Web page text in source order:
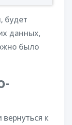
будет
данных,
было
к